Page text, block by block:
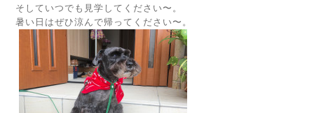
そしていつでも見学してください〜。
暑い日はぜひ涼んで帰ってください〜。